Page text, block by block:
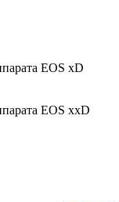
EOS xD
EOS xxD